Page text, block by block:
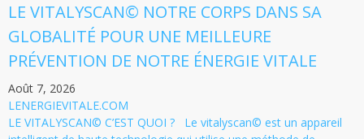
LE VITALYSCAN© NOTRE CORPS DANS SA
GLOBALITÉ POUR UNE MEILLEURE
PRÉVENTION DE NOTRE ÉNERGIE VITALE
Août 7, 2026
LENERGIEVITALE.COM
LE VITALYSCAN© C’EST QUOI ? Le vitalyscan© est un appareil